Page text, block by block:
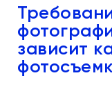
зависит